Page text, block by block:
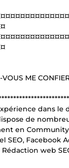
ME
dans le
de
en
SEO, Facebook
web